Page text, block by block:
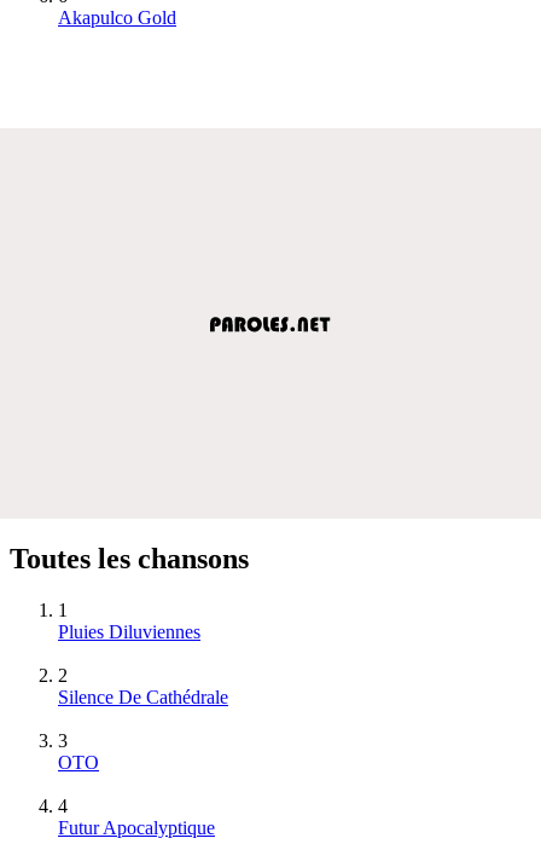
Akapulco Gold
Toutes les chansons
1
Pluies Diluviennes
2
Silence De Cathédrale
3
OTO
4
Futur Apocalyptique